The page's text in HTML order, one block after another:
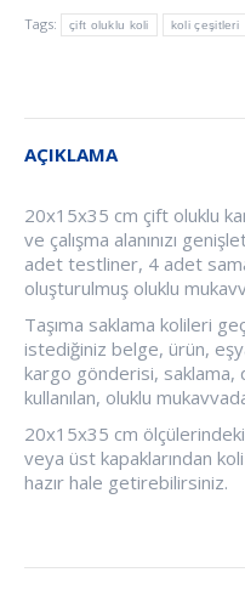
Tags:
çift oluklu koli koli çeşitleri
AÇIKLAMA
20x15x35 cm çift oluklu
ve çalışma alanınızı
adet testliner, 4 adet
oluşturulmuş oluklu
Taşıma saklama kolileri
istediğiniz belge, ürün,
kargo gönderisi, saklama,
kullanılan, oluklu
20x15x35 cm
veya üst kapaklarından
hazır hale getirebilirsiniz.